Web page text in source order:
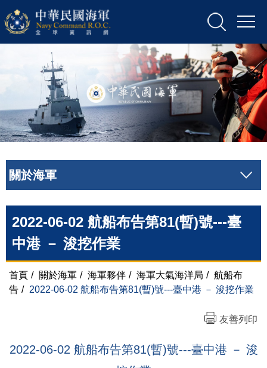
關於海軍
2022-06-02 航船布告第81(暫)號---臺
中港 － 浚挖作業
首頁 / 關於海軍 / 海軍夥伴 / 海軍大氣海洋局 / 航船布
告 / 2022-06-02 航船布告第81(暫)號---臺中港 － 浚挖作業
友善列印
2022-06-02 航船布告第81(暫)號---臺中港 － 浚